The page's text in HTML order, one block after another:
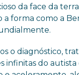
da face da
a forma como a
o diagnóstico,
infinitas do autista